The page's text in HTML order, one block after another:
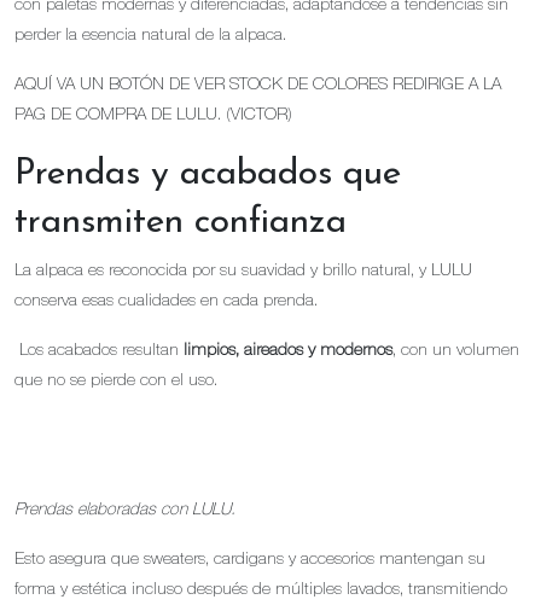
con paletas modernas y diferenciadas, adaptándose a tendencias sin
perder la esencia natural de la alpaca.
AQUÍ VA UN BOTÓN DE VER STOCK DE COLORES REDIRIGE A LA
PAG DE COMPRA DE LULU. (VICTOR)
Prendas y acabados que
transmiten confianza
La alpaca es reconocida por su suavidad y brillo natural, y LULU
conserva esas cualidades en cada prenda.
Los acabados resultan limpios, aireados y modernos, con un volumen
que no se pierde con el uso.
Prendas elaboradas con LULU.
Esto asegura que sweaters, cardigans y accesorios mantengan su
forma y estética incluso después de múltiples lavados, transmitiendo